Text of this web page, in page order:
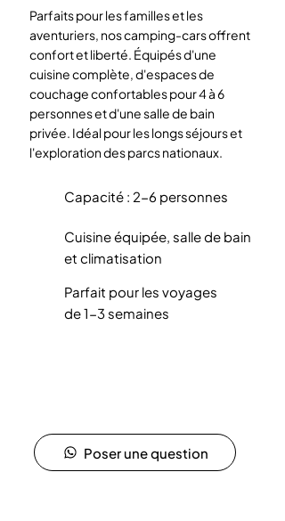
Poser une question
Parfaits pour les familles et les
aventuriers, nos camping-cars offrent
confort et liberté. Équipés d'une
cuisine complète, d'espaces de
couchage confortables pour 4 à 6
personnes et d'une salle de bain
privée. Idéal pour les longs séjours et
l'exploration des parcs nationaux.
Capacité : 2-6 personnes
Cuisine équipée, salle de bain
et climatisation
Parfait pour les voyages
de 1-3 semaines